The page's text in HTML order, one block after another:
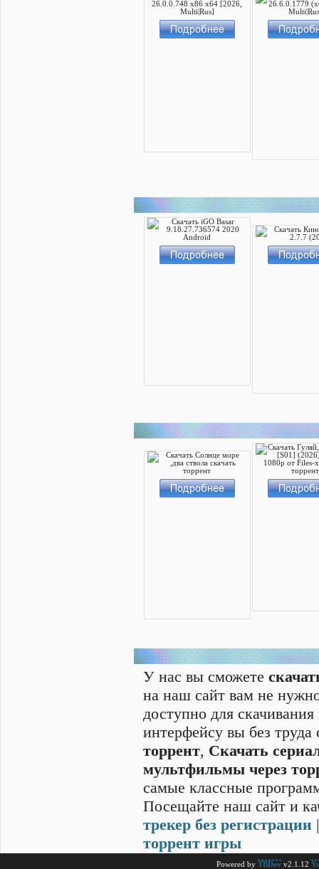
У нас вы сможете
на наш сайт вам не
доступно для
интерфейсу вы без
торрент, Скачать
мультфильмы через
самые классные
Посещайте наш сайт и
трекер без регистрации
торрент игры
Powered by TBDev v2.1.12